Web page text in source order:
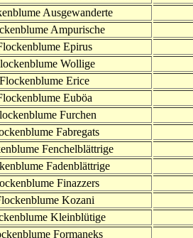
Ausgewanderte
Ampurische
lume Epirus
Wollige
Flockenblume Erice
Euböa
Furchen
Fabregats
Fenchelblättrige
Fadenblättrige
Finazzers
Kozani
Kleinblütige
Formaneks